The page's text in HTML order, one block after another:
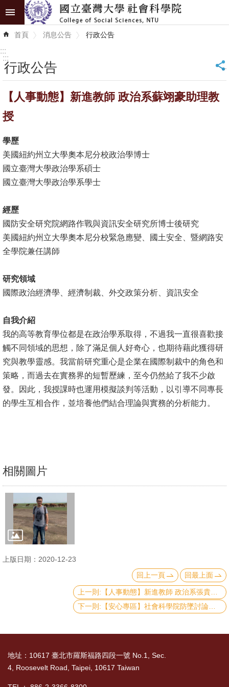
跳到主要內容區塊
進
階
識
學
研
究
消
公
告
際
化
高
教
深
耕
文
心
輔
&
學
輔
源
與
首頁 消息公告 行政公告
:::
:::
行政公告 _
【人事動態】新進教師 政治系蘇翊豪助理教
授
學歷
美國紐約州立大學奧本尼分校政治學博士
國立臺灣大學政治學系碩士
國立臺灣大學政治學系學士
經歷
國防安全研究院網路作戰與資訊安全研究所博士後研究
美國紐約州立大學奧本尼分校緊急應變、國土安全、暨網路安
全學院兼任講師
研究領域
國際政治經濟學、經濟制裁、外交政策分析、資訊安全
自我介紹
我的高等教育學位都是在政治學系取得，不過我一直很喜歡接
觸不同領域的思想，除了滿足個人好奇心，也期待藉此獲得研
究與教學靈感。我當前研究重心是企業在國際制裁中的角色和
策略，而過去在實務界的短暫歷練，至今仍然給了我不少啟
發。因此，我授課時也運用模擬談判等活動，以引導不同專長
的學生互相合作，並培養他們結合理論與實務的分析能力。
相關圖片
上版日期：2020-12-23
回上一頁
回最上面
上一則:【人事動態】新進教師 政治系張貴閔助理教授
下一則:【安心專區】社會科學院防墜討論交流
地址：10617 臺北市羅斯福路四段一號 No.1, Sec.
4, Roosevelt Road, Taipei, 10617 Taiwan